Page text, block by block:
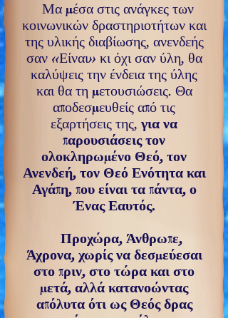
Μα μέσα στις ανάγκες των
κοινωνικών δραστηριοτήτων και
της υλικής διαβίωσης, ανενδεής
σαν «Είναι» κι όχι σαν ύλη, θα
καλύψεις την ένδεια της ύλης
και θα τη μετουσιώσεις. Θα
αποδεσμευθείς από τις
εξαρτήσεις της, για να
παρουσιάσεις τον
ολοκληρωμένο Θεό, τον
Ανενδεή, τον Θεό Ενότητα και
Αγάπη, που είναι τα πάντα, ο
Ένας Εαυτός.
Προχώρα, Άνθρωπε,
Άχρονα, χωρίς να δεσμεύεσαι
στο πριν, στο τώρα και στο
μετά, αλλά κατανοώντας
απόλυτα ότι ως Θεός δρας